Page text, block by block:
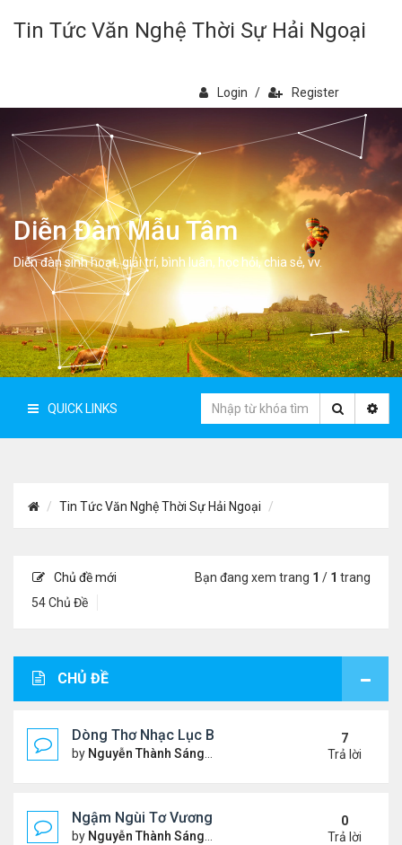
Tin Tức Văn Nghệ Thời Sự Hải Ngoại
Login / Register
Diễn Đàn Mẫu Tâm
Diễn đàn sinh hoạt, giải trí, bình luân, học hỏi, chia sẻ, vv.
QUICK LINKS
Tin Tức Văn Nghệ Thời Sự Hải Ngoại
Chủ đề mới
54 Chủ Đề
Bạn đang xem trang 1 / 1 trang
CHỦ ĐỀ
Dòng Thơ Nhạc Lục Bát Trích Đoạn - Gõ Google:
by Nguyễn Thành Sáng Thứ 5 Tháng 7 23, 2026 8:01
7
Trả lời
Ngậm Ngùi Tơ Vương - Video YouTube ngâm bài
by Nguyễn Thành Sáng Thứ 6 Tháng 7 24, 2026 9:50
0
Trả lời